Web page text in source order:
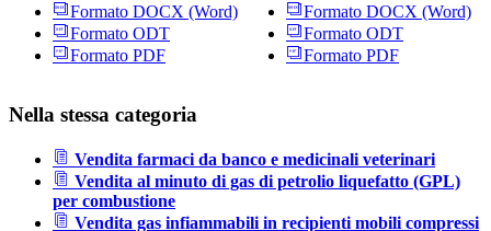
Formato DOCX (Word)
Formato ODT
Formato PDF
Formato DOCX (Word)
Formato ODT
Formato PDF
Nella stessa categoria
Vendita farmaci da banco e medicinali veterinari
Vendita al minuto di gas di petrolio liquefatto (GPL)
per combustione
Vendita gas infiammabili in recipienti mobili compressi